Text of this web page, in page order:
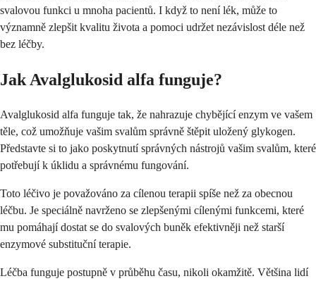
svalovou funkci u mnoha pacientů. I když to není lék, může to
významně zlepšit kvalitu života a pomoci udržet nezávislost déle než
bez léčby.
Jak Avalglukosid alfa funguje?
Avalglukosid alfa funguje tak, že nahrazuje chybějící enzym ve vašem
těle, což umožňuje vašim svalům správně štěpit uložený glykogen.
Představte si to jako poskytnutí správných nástrojů vašim svalům, které
potřebují k úklidu a správnému fungování.
Toto léčivo je považováno za cílenou terapii spíše než za obecnou
léčbu. Je speciálně navrženo se zlepšenými cílenými funkcemi, které
mu pomáhají dostat se do svalových buněk efektivněji než starší
enzymové substituční terapie.
Léčba funguje postupně v průběhu času, nikoli okamžitě. Většina lidí